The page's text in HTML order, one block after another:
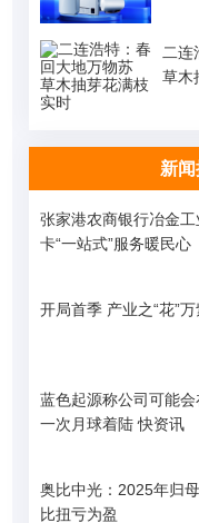
回
二连
草木
新
张家港农商银行冶金
卡“一站式”服务暖民心
开局首季 产业之“花”
蓝色起源称公司可能
一次月球着陆 快资讯
奥比中光：2025年归
比扭亏为盈